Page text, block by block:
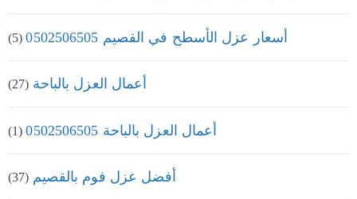
أسعار عزل الأسطح في القصيم 0502506505 (5)
أعمال العزل بالباحة (27)
أعمال العزل بالباحة 0502506505 (1)
أفضل عزل فوم بالقصيم (37)